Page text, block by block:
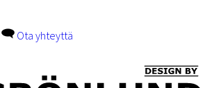
Ota yhteyttä